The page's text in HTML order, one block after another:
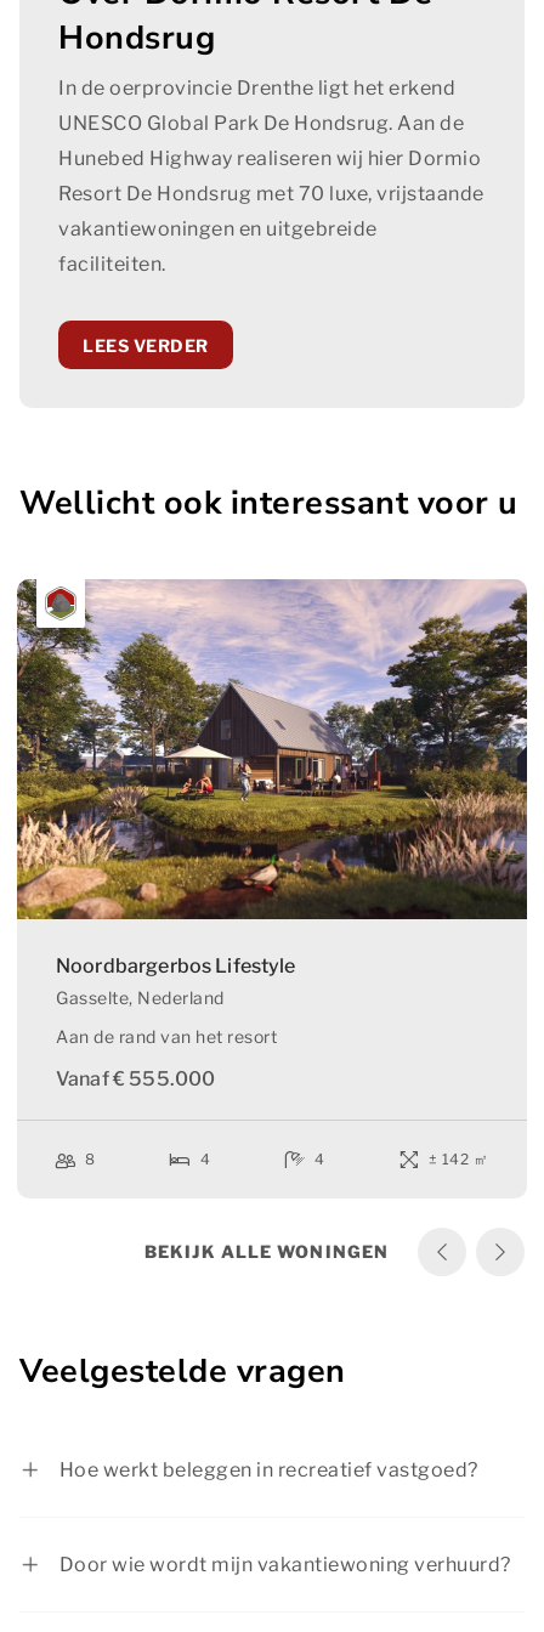
Hondsrug
In de oerprovincie Drenthe ligt het erkend
UNESCO Global Park De Hondsrug. Aan de
Hunebed Highway realiseren wij hier Dormio
Resort De Hondsrug met 70 luxe, vrijstaande
vakantiewoningen en uitgebreide
faciliteiten.
LEES VERDER
Wellicht ook interessant voor u
Noordbargerbos Lifestyle
Gasselte, Nederland
Aan de rand van het resort
Vanaf € 555.000
8 4 4 ± 142 ㎡
BEKIJK ALLE WONINGEN
Veelgestelde vragen
Hoe werkt beleggen in recreatief vastgoed?
Door wie wordt mijn vakantiewoning verhuurd?
Essentiële cookies
Essentiële cookies worden gebruikt om algemene
statistieken vast te leggen en kunnen in geen geval
herleidbaar zijn naar een persoon.
Essentiële cookies
Marketing
Marketingcookies worden gebruikt om bezoekers te
volgen wanneer ze verschillende websites bezoeken.
toegesneden op en relevant zijn voor de individuele
gebruiker. Deze advertenties worden zo waardevoller
Functionele cookies zijn nodig om een boeking te
cookies doen we kennis op. Deze informatie gebruiken
we om onze sites elke dag weer een beetje beter te
maken. Het bezoekgedrag wordt anoniem in beeld
gebracht.
Functionele en analytische cookies
OPSLAAN ALLES ACCEPTEREN